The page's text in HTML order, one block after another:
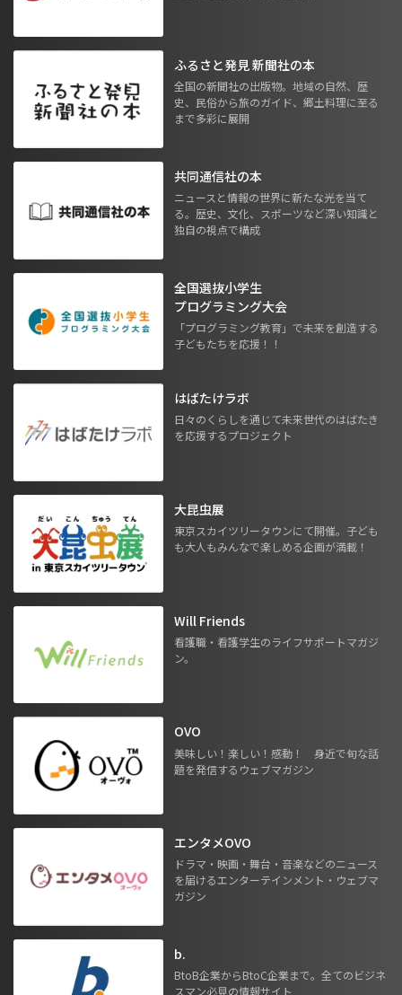
ふるさと発見 新聞社の本
全国の新聞社の出版物。地域の自然、歴
史、民俗から旅のガイド、郷土料理に至る
まで多彩に展開
共同通信社の本
ニュースと情報の世界に新たな光を当て
る。歴史、文化、スポーツなど深い知識と
独自の視点で構成
全国選抜小学生
プログラミング大会
「プログラミング教育」で未来を創造する
子どもたちを応援！！
はばたけラボ
日々のくらしを通じて未来世代のはばたき
を応援するプロジェクト
大昆虫展
東京スカイツリータウンにて開催。子ども
も大人もみんなで楽しめる企画が満載！
Will Friends
看護職・看護学生のライフサポートマガジ
ン。
OVO
美味しい！楽しい！感動！ 身近で旬な話
題を発信するウェブマガジン
エンタメOVO
ドラマ・映画・舞台・音楽などのニュース
を届けるエンターテインメント・ウェブマ
ガジン
b.
BtoB企業からBtoC企業まで。全てのビジネ
スマン必見の情報サイト